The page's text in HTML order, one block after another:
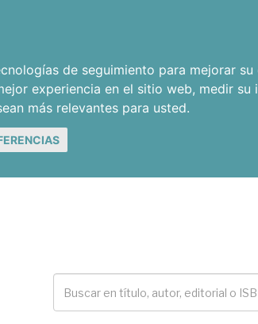
de seguimiento para mejorar
experiencia en el sitio web, medir su
más relevantes para usted.